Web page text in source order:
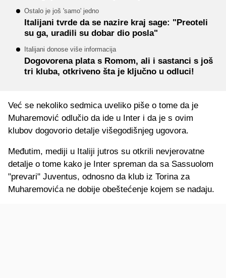
Ostalo je još 'samo' jedno
Italijani tvrde da se nazire kraj sage: "Preoteli
su ga, uradili su dobar dio posla"
Italijani donose više informacija
Dogovorena plata s Romom, ali i sastanci s još
tri kluba, otkriveno šta je ključno u odluci!
Već se nekoliko sedmica uveliko piše o tome da je
Muharemović odlučio da ide u Inter i da je s ovim
klubov dogovorio detalje višegodišnjeg ugovora.
Međutim, mediji u Italiji jutros su otkrili nevjerovatne
detalje o tome kako je Inter spreman da sa Sassuolom
"prevari" Juventus, odnosno da klub iz Torina za
Muharemovića ne dobije obeštećenje kojem se nadaju.